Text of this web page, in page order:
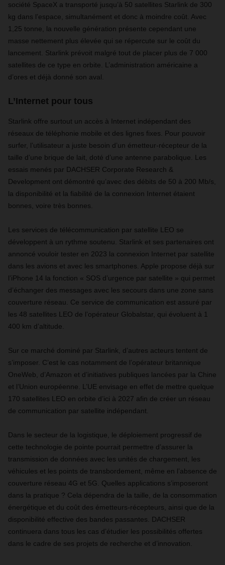
société SpaceX a transporté jusqu’à 50 satellites Starlink de 300
kg dans l’espace, simultanément et donc à moindre coût. Avec
1,25 tonne, la nouvelle génération présente cependant une
masse nettement plus élevée qui se répercute sur le coût du
lancement. Starlink prévoit malgré tout de placer plus de 7 000
satellites de ce type en orbite. L’administration américaine a
d’ores et déjà donné son aval.
L’Internet pour tous
Starlink offre surtout un accès à Internet indépendant des
réseaux de téléphonie mobile et des lignes fixes. Pour pouvoir
surfer, l’utilisateur a juste besoin d’un émetteur-récepteur de la
taille d’une brique de lait, doté d’une antenne parabolique. Les
essais menés par DACHSER Corporate Research &
Development ont démontré qu’avec des débits de 50 à 200 Mb/s,
la disponibilité et la fiabilité de la connexion Internet étaient
bonnes, voire très bonnes.
Les services de télécommunication par satellite LEO se
développent à un rythme soutenu. Starlink et ses partenaires ont
annoncé vouloir tester en 2023 la connexion Internet par satellite
dans les avions et avec les smartphones. Apple propose déjà sur
l’iPhone 14 la fonction « SOS d’urgence par satellite » qui permet
d’échanger des messages avec les secours dans une zone sans
couverture réseau. Ce service de communication est assuré par
les 48 satellites LEO de l’opérateur Globalstar, qui évoluent à 1
400 km d’altitude.
Sur ce marché dominé par Starlink, d’autres acteurs tentent de
s’imposer. C’est le cas notamment de l’opérateur britannique
OneWeb, d’Amazon et d’initiatives publiques lancées par la Chine
et l’Union européenne. L’UE envisage en effet de mettre quelque
170 satellites LEO en orbite d’ici à 2027 afin de créer un réseau
de communication par satellite indépendant.
Dans le secteur de la logistique, le déploiement progressif de
cette technologie de pointe pourrait permettre d’assurer la
transmission de données avec les unités de chargement, les
véhicules et les points de transbordement, même en l’absence de
couverture réseau 4G et 5G. Quelles applications s’imposeront
dans la pratique ? Cela dépendra de la taille, de la consommation
énergétique et du coût des émetteurs-récepteurs, ainsi que de la
disponibilité effective des bandes passantes. DACHSER
continuera dans tous les cas d’étudier les possibilités offertes
dans le cadre de ses projets de recherche et d’innovation.